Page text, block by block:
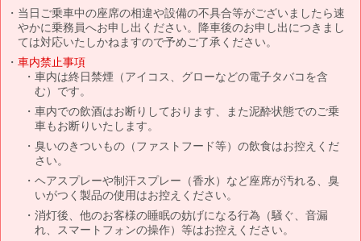
当日ご乗車中の座席の相違や設備の不具合等がございましたら速
やかに乗務員へお申し出ください。降車後のお申し出につきまし
ては対応いたしかねますので予めご了承ください。
車内禁止事項
車内は終日禁煙（アイコス、グローなどの電子タバコを含
む）です。
車内での飲酒はお断りしております、また泥酔状態でのご乗
車もお断りいたします。
臭いのきついもの（ファストフード等）の飲食はお控えくだ
さい。
ヘアスプレーや制汗スプレー（香水）など座席が汚れる、臭
いがつく製品の使用はお控えください。
消灯後、他のお客様の睡眠の妨げになる行為（騒ぐ、音漏
れ、スマートフォンの操作）等はお控えください。